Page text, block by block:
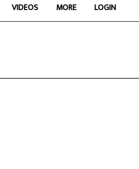
VIDEOS MORE LOGIN